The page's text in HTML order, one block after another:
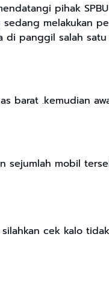
pihak
melakukan
panggil salah
barat .kemudian
sejumlah mobil
cek kalo